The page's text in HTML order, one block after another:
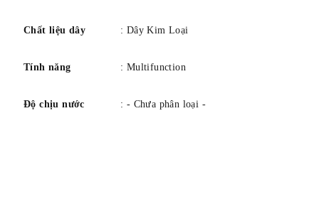
Chất liệu dây : Dây Kim Loại
Tính năng : Multifunction
Độ chịu nước : - Chưa phân loại -